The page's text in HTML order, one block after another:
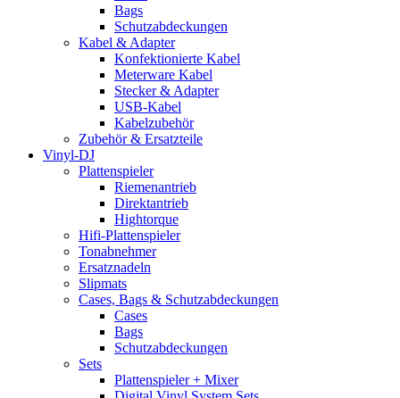
Bags
Schutzabdeckungen
Kabel & Adapter
Konfektionierte Kabel
Meterware Kabel
Stecker & Adapter
USB-Kabel
Kabelzubehör
Zubehör & Ersatzteile
Vinyl-DJ
Plattenspieler
Riemenantrieb
Direktantrieb
Hightorque
Hifi-Plattenspieler
Tonabnehmer
Ersatznadeln
Slipmats
Cases, Bags & Schutzabdeckungen
Cases
Bags
Schutzabdeckungen
Sets
Plattenspieler + Mixer